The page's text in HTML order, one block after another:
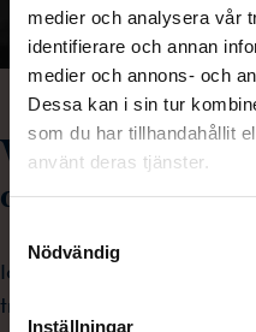
medier och analysera vår
identifierare och annan
medier och annons- och
Dessa kan i sin tur
som du har tillhandahållit
använt deras tjänster.
Nödvändig
Inställningar
Vi behöver bli
döden
Idag undviker många
trots att undersökningar